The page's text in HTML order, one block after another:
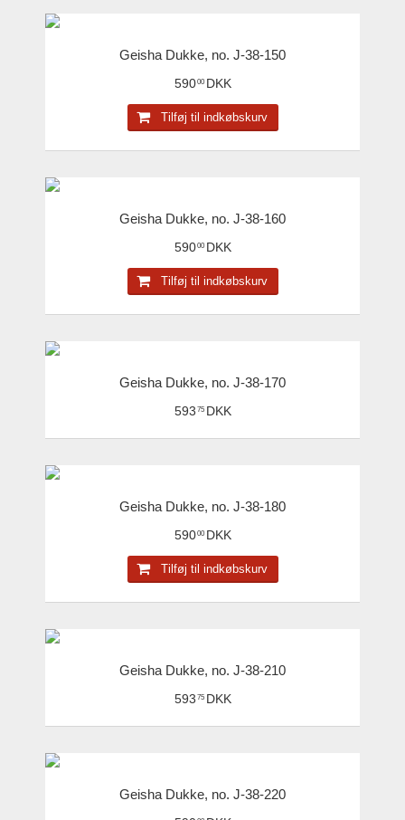
Geisha Dukke, no. J-38-150
59000 DKK
Tilføj til indkøbskurv
Geisha Dukke, no. J-38-160
59000 DKK
Tilføj til indkøbskurv
Geisha Dukke, no. J-38-170
593 75 DKK
Geisha Dukke, no. J-38-180
59000 DKK
Tilføj til indkøbskurv
Geisha Dukke, no. J-38-210
593 75 DKK
Geisha Dukke, no. J-38-220